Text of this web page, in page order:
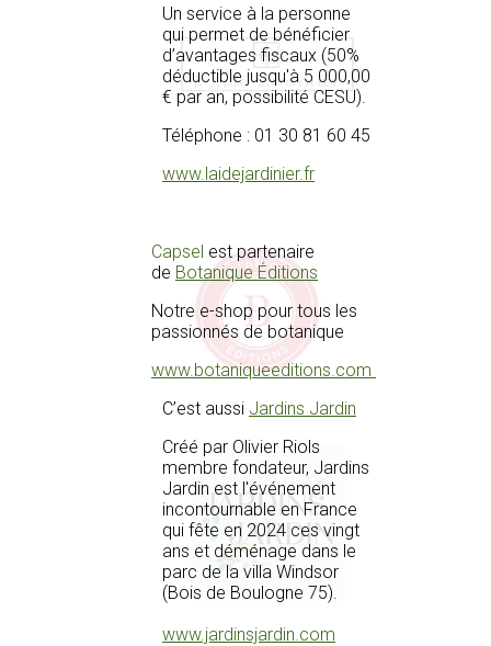
Un service à la personne
qui permet de bénéficier
d’avantages fiscaux (50%
déductible jusqu'à 5 000,00
€ par an, possibilité CESU).
Téléphone : 01 30 81 60 45
www.laidejardinier.fr
Capsel est partenaire
de Botanique Éditions
Notre e-shop pour tous les
passionnés de botanique
www.botaniqueeditions.com
C’est aussi Jardins Jardin
Créé par Olivier Riols
membre fondateur, Jardins
Jardin est l'événement
incontournable en France
qui fête en 2024 ces vingt
ans et déménage dans le
parc de la villa Windsor
(Bois de Boulogne 75).
www.jardinsjardin.com